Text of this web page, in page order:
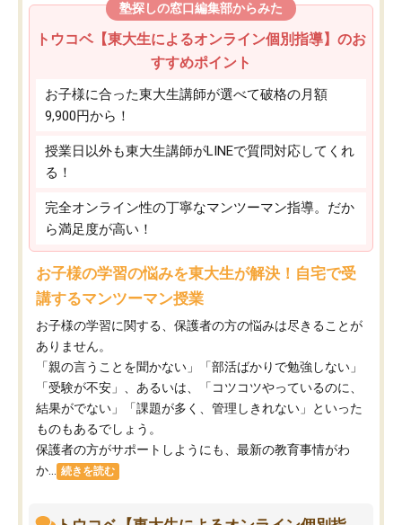
塾探しの窓口編集部からみた
トウコベ【東大生によるオンライン個別指導】のお
すすめポイント
お子様に合った東大生講師が選べて破格の月額
9,900円から！
授業日以外も東大生講師がLINEで質問対応してくれ
る！
完全オンライン性の丁寧なマンツーマン指導。だか
ら満足度が高い！
お子様の学習の悩みを東大生が解決！自宅で受
講するマンツーマン授業
お子様の学習に関する、保護者の方の悩みは尽きることが
ありません。
「親の言うことを聞かない」「部活ばかりで勉強しない」
「受験が不安」、あるいは、「コツコツやっているのに、
結果がでない」「課題が多く、管理しきれない」といった
ものもあるでしょう。
保護者の方がサポートしようにも、最新の教育事情がわ
か...
続きを読む